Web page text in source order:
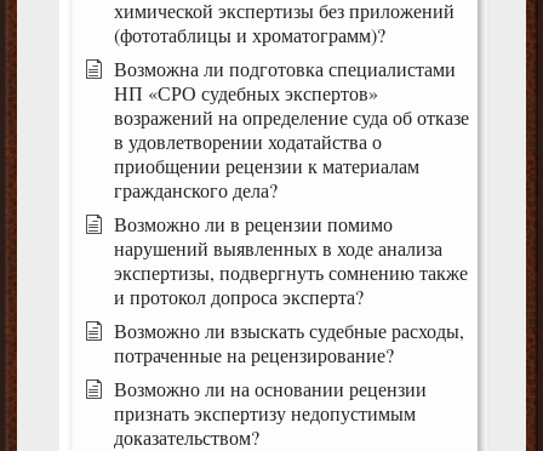
химической экспертизы без приложений
(фототаблицы и хроматограмм)?
Возможна ли подготовка специалистами
НП «СРО судебных экспертов»
возражений на определение суда об отказе
в удовлетворении ходатайства о
приобщении рецензии к материалам
гражданского дела?
Возможно ли в рецензии помимо
нарушений выявленных в ходе анализа
экспертизы, подвергнуть сомнению также
и протокол допроса эксперта?
Возможно ли взыскать судебные расходы,
потраченные на рецензирование?
Возможно ли на основании рецензии
признать экспертизу недопустимым
доказательством?